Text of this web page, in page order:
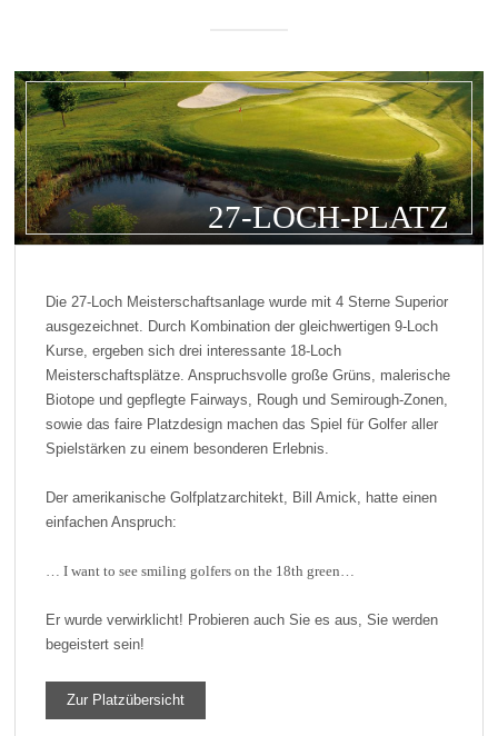
27-LOCH-PLATZ
Die 27-Loch Meisterschaftsanlage wurde mit 4 Sterne Superior
ausgezeichnet. Durch Kombination der gleichwertigen 9-Loch
Kurse, ergeben sich drei interessante 18-Loch
Meisterschaftsplätze. Anspruchsvolle große Grüns, malerische
Biotope und gepflegte Fairways, Rough und Semirough-Zonen,
sowie das faire Platzdesign machen das Spiel für Golfer aller
Spielstärken zu einem besonderen Erlebnis.
Der amerikanische Golfplatzarchitekt, Bill Amick, hatte einen
einfachen Anspruch:
… I want to see smiling golfers on the 18th green…
Er wurde verwirklicht! Probieren auch Sie es aus, Sie werden
begeistert sein!
Zur Platzübersicht